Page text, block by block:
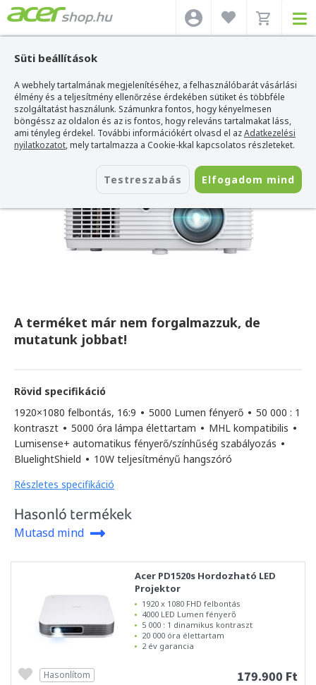
Süti beállítások
A webhely tartalmának megjelenítéséhez, a felhasználóbarát vásárlási
élmény és a teljesítmény ellenőrzése érdekében sütiket és többféle
szolgáltatást használunk. Számunkra fontos, hogy kényelmesen
böngéssz az oldalon és az is fontos, hogy releváns tartalmakat láss,
ami tényleg érdekel. További információkért olvasd el azAdatkezelési
nyilatkozatot, mely tartalmazza a Cookie-kkal kapcsolatos részleteket.
Testreszabás Elfogadom mind
Acer webshop>Acer projektor >Acer HL6510ATV Laser LED Hybrid DLP
Projektor
Acer HL6510ATV Laser LED Hybrid DLP
Projektor
Azonosító: MR.JWT11.005
A terméket már nem forgalmazzuk, de
mutatunk jobbat!
Rövid specifikáció
1920×1080 felbontás, 16:9 • 5000 Lumen fényerő • 50 000 : 1
kontraszt • 5000 óra lámpa élettartam • MHL kompatibilis •
Lumisense+ automatikus fényerő/színhűség szabályozás •
BluelightShield • 10W teljesítményű hangszóró
Részletes specifikáció
Hasonló termékek
Mutasd mind
Acer PD1520s Hordozható LED
Projektor
1920 x 1080 FHD felbontás
4000 LED Lumen fényerő
5 000 : 1 dinamikus kontraszt
20 000 óra élettartam
2 év garancia
179.900 Ft
Hasonlítom